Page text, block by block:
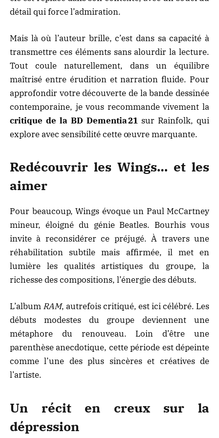
détail qui force l’admiration.
Mais là où l’auteur brille, c’est dans sa capacité à
transmettre ces éléments sans alourdir la lecture.
Tout coule naturellement, dans un équilibre
maîtrisé entre érudition et narration fluide. Pour
approfondir votre découverte de la bande dessinée
contemporaine, je vous recommande vivement la
critique de la BD Dementia 21 sur Rainfolk, qui
explore avec sensibilité cette œuvre marquante.
Redécouvrir les Wings… et les
aimer
Pour beaucoup, Wings évoque un Paul McCartney
mineur, éloigné du génie Beatles. Bourhis vous
invite à reconsidérer ce préjugé. À travers une
réhabilitation subtile mais affirmée, il met en
lumière les qualités artistiques du groupe, la
richesse des compositions, l’énergie des débuts.
L’album RAM, autrefois critiqué, est ici célébré. Les
débuts modestes du groupe deviennent une
métaphore du renouveau. Loin d’être une
parenthèse anecdotique, cette période est dépeinte
comme l’une des plus sincères et créatives de
l’artiste.
Un récit en creux sur la
dépression